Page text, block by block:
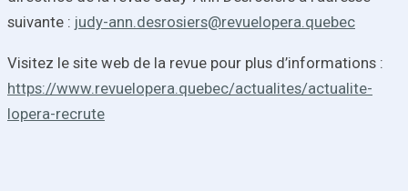
suivante : judy-ann.desrosiers@revuelopera.quebec
Visitez le site web de la revue pour plus d’informations :
https://www.revuelopera.quebec/actualites/actualite-
lopera-recrute